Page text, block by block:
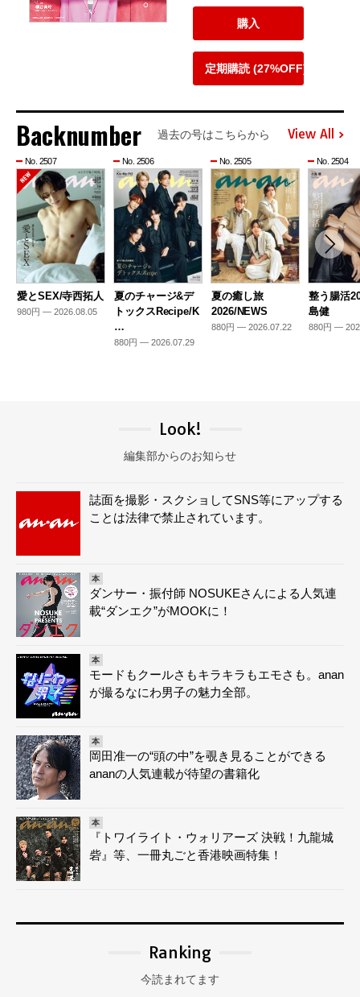
購入
定期購読 (27%OFF)
Backnumber 過去の号はこちらから View All
No. 2507
愛とSEX/寺西拓人
980円 — 2026.08.05
No. 2506
夏のチャージ&デ
トックスRecipe/K
…
880円 — 2026.07.29
No. 2505
夏の癒し旅
2026/NEWS
880円 — 2026.07.22
No. 2504
整う腸活
島健
880円 —
Look!
編集部からのお知らせ
誌面を撮影・スクショしてSNS等にアップする
ことは法律で禁止されています。
本
ダンサー・振付師 NOSUKEさんによる人気連
載“ダンエク”がMOOKに！
本
モードもクールさもキラキラもエモさも。anan
が撮るなにわ男子の魅力全部。
本
岡田准一の“頭の中”を覗き見ることができる
ananの人気連載が待望の書籍化
本
『トワイライト・ウォリアーズ 決戦！九龍城
砦』等、一冊丸ごと香港映画特集！
Ranking
今読まれてます